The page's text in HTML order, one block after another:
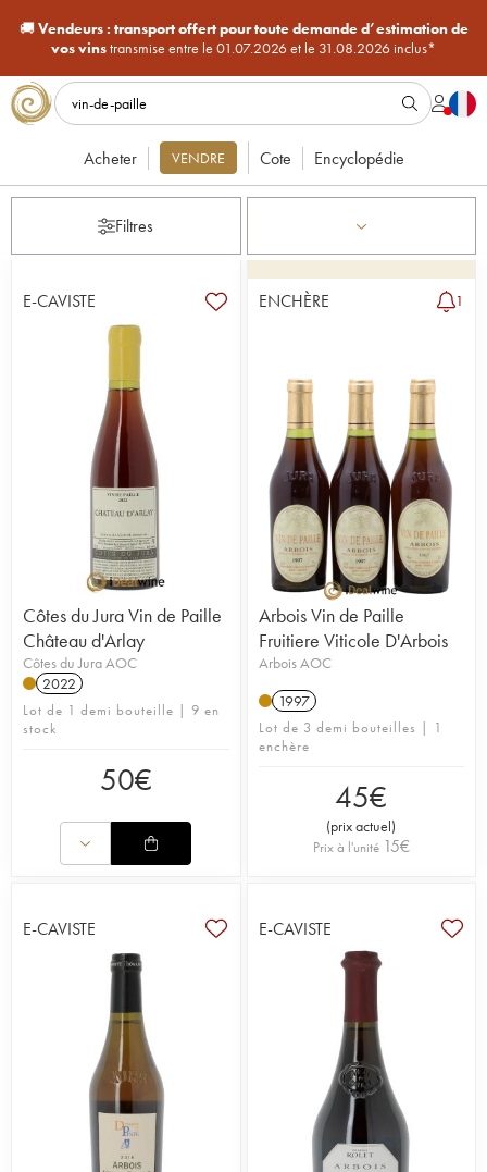
🚚Vendeurs : transport offert pour toute demande d’estimation de
vos vinstransmise entre le 01.07.2026 et le 31.08.2026 inclus*
Acheter VENDRE Cote Encyclopédie
Filtres
E-CAVISTE
Côtes du Jura Vin de Paille
Château d'Arlay
Côtes du Jura AOC
2022
Lot de 1 demi bouteille | 9 en
stock
50€
ENCHÈRE 1
Arbois Vin de Paille
Fruitiere Viticole D'Arbois
Arbois AOC
1997
Lot de 3 demi bouteilles | 1
enchère
45€
(prix actuel)
Prix à l'unité 15€
E-CAVISTE E-CAVISTE